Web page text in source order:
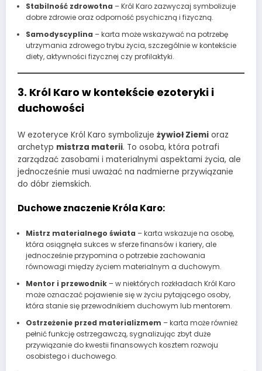
Stabilność zdrowotna – Król Karo zazwyczaj symbolizuje
dobre zdrowie oraz odporność psychiczną i fizyczną.
Samodyscyplina – karta może wskazywać na potrzebę
utrzymania zdrowego trybu życia, szczególnie w kontekście
diety, aktywności fizycznej czy profilaktyki.
3. Król Karo w kontekście ezoteryki i
duchowości
W ezoteryce Król Karo symbolizuje żywioł Ziemi oraz
archetyp mistrza materii. To osoba, która potrafi
zarządzać zasobami i materialnymi aspektami życia, ale
jednocześnie musi uważać na nadmierne przywiązanie
do dóbr ziemskich.
Duchowe znaczenie Króla Karo:
Mistrz materialnego świata – karta wskazuje na osobę,
która osiągnęła sukces w sferze finansów i kariery, ale
jednocześnie przypomina o potrzebie zachowania
równowagi między życiem materialnym a duchowym.
Mentor i przewodnik– w niektórych rozkładach Król Karo
może oznaczać pojawienie się w życiu pytającego osoby,
która stanie się przewodnikiem duchowym lub mentorem.
Ostrzeżenie przed materializmem – karta może również
pełnić funkcję ostrzegawczą, sygnalizując zbyt duże
przywiązanie do kwestii finansowych kosztem rozwoju
osobistego i duchowego.